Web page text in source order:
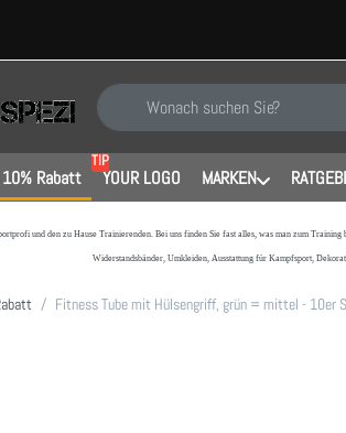
Geben Sie einen Suchbegriff ein.
Rabatt YOUR LOGO
TIP
MARKEN
und den zu Hause Trainierenden. Bei uns finden Sie fast alles, was man zum
Widerstandsbänder, Umkleiden, Ausstattung für Kampfsport,
Fitness Tube mit Hülsengriff, grün = mittel - 10er